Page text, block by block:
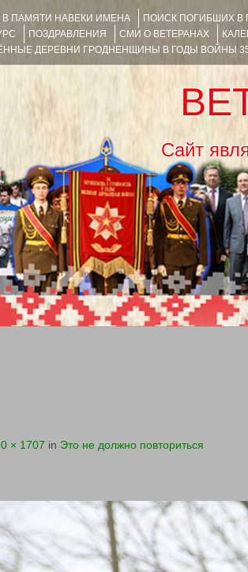
В ПАМЯТИ НАВЕКИ ИМЕНА ПОИСК ПОГИБШИХ В
ПОЗДРАВЛЕНИЯ СМИ О ВЕТЕРАНАХ
ДЕРЕВНИ ГРОДНЕНЩИНЫ В ГОДЫ ВОЙНЫ
Сайт
× 1707 in Это не должно повториться